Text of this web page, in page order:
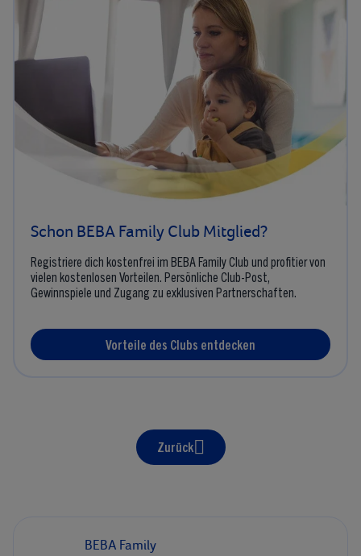
Schon BEBA Family Club Mitglied?
Registriere dich kostenfrei im BEBA Family Club und profitier von
vielen kostenlosen Vorteilen. Persönliche Club-Post,
Gewinnspiele und Zugang zu exklusiven Partnerschaften.
Vorteile des Clubs entdecken
Zurück
BEBA Family